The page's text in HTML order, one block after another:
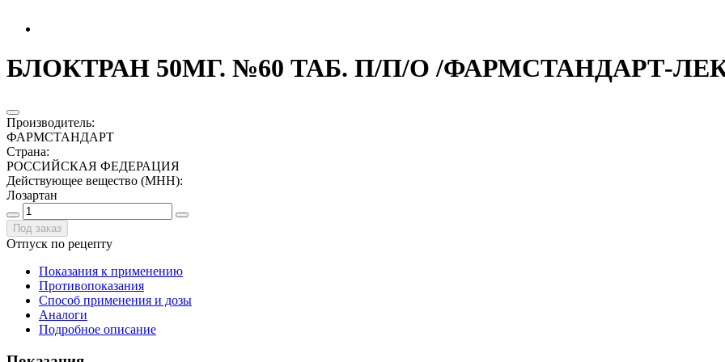
БЛОКТРАН 50МГ. №60 ТАБ. П/П/О /ФАРМСТАНДАРТ-
Производитель:
ФАРМСТАНДАРТ
Страна:
РОССИЙСКАЯ ФЕДЕРАЦИЯ
Действующее вещество (МНН):
Лозартан
Под заказ
Отпуск по рецепту
Показания к применению
Противопоказания
Способ применения и дозы
Аналоги
Подробное описание